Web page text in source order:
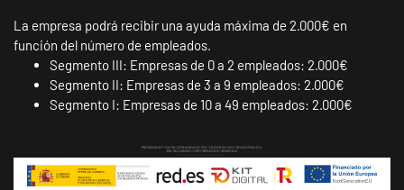
La empresa podrá recibir una ayuda máxima de 2.000€ en
función del número de empleados.
Segmento III: Empresas de 0 a 2 empleados: 2.000€
Segmento II: Empresas de 3 a 9 empleados: 2.000€
Segmento I: Empresas de 10 a 49 empleados: 2.000€